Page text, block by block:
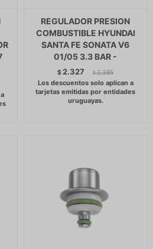
REGULADOR PRESION
COMBUSTIBLE HYUNDAI
SANTA FE SONATA V6
01/05 3.3 BAR -
$ 2.327 $ 2.385